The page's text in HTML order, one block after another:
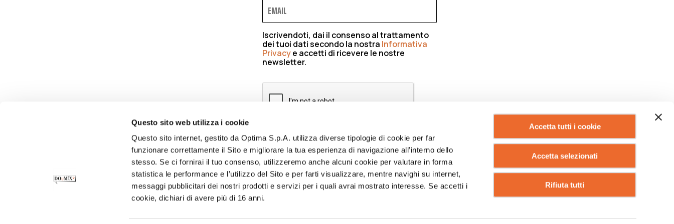
Questo sito web utilizza i cookie
Questo sito internet, gestito da Optima S.p.A. utilizza diverse tipologie di cookie per far
funzionare correttamente il Sito e migliorare la tua esperienza di navigazione all’interno dello
stesso. Se ci fornirai il tuo consenso, utilizzeremo anche alcuni cookie per valutare in forma
statistica le performance e l’utilizzo del Sito e per farti visualizzare, mentre navighi su internet,
messaggi pubblicitari dei nostri prodotti e servizi per i quali avrai mostrato interesse. Se accetti i
cookie, dichiari di avere più di 16 anni.
Accetta tutti i cookie
Accetta selezionati
Rifiuta tutti
Iscrivendoti, dai il consenso al trattamento
dei tuoi dati secondo la nostra Informativa
Privacye accetti di ricevere le nostre
newsletter.
ISCRIVIMI
PRIVACY POLICY COOKIE POLICY CODICE ETICO
INFORMATIVA CLIENTI INFORMATIVA FORNITORI LAVORA CON NOI ENG